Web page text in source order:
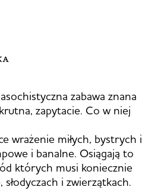
zabawa znana
zapytacie. Co w niej
wrażenie miłych, bystrych i
i banalne. Osiągają to
których musi koniecznie
i zwierzątkach.